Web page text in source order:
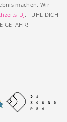
machen. Wir
DJ. FÜHL DICH
GEFAHR!